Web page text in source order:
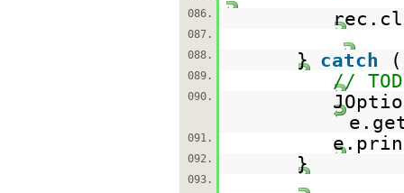
086.
087.
088.
} catch
089. //
090.
091.
092. }
093.